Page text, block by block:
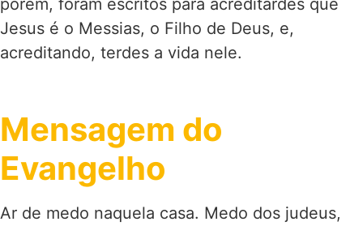
porém, foram escritos para acreditardes que
Jesus é o Messias, o Filho de Deus, e,
acreditando, terdes a vida nele.
Mensagem do
Evangelho
Ar de medo naquela casa. Medo dos judeus,